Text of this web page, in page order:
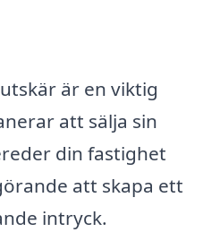
är en viktig
att sälja sin
din fastighet
att skapa ett
intryck.